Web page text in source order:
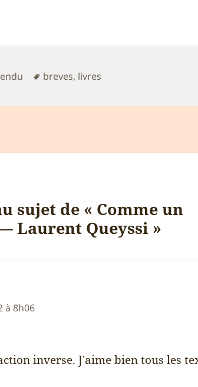
Mots-
breves, livres
sujet de « Comme un
Laurent Queyssi »
à 8h06
inverse. J'aime bien tous les